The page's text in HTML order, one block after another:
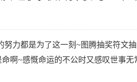
力都是为了这一刻~图腾抽奖符文
啊~感慨命运的不公时又感叹世事无